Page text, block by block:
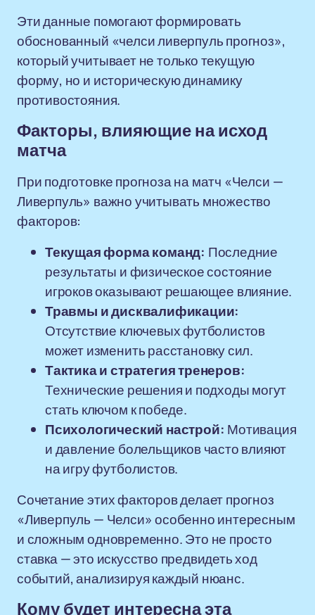
Эти данные помогают формировать
обоснованный «челси ливерпуль прогноз»,
который учитывает не только текущую
форму, но и историческую динамику
противостояния.
Факторы, влияющие на исход
матча
При подготовке прогноза на матч «Челси —
Ливерпуль» важно учитывать множество
факторов:
Текущая форма команд: Последние
результаты и физическое состояние
игроков оказывают решающее влияние.
Травмы и дисквалификации:
Отсутствие ключевых футболистов
может изменить расстановку сил.
Тактика и стратегия тренеров:
Технические решения и подходы могут
стать ключом к победе.
Психологический настрой: Мотивация
и давление болельщиков часто влияют
на игру футболистов.
Сочетание этих факторов делает прогноз
«Ливерпуль — Челси» особенно интересным
и сложным одновременно. Это не просто
ставка — это искусство предвидеть ход
событий, анализируя каждый нюанс.
Кому будет интересна эта